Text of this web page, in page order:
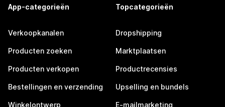
App-categorieën
Verkoopkanalen
Producten zoeken
Producten verkopen
Bestellingen en verzending
Winkelontwerp
Topcategorieën
Dropshipping
Marktplaatsen
Productrecensies
Upselling en bundels
E-mailmarketing